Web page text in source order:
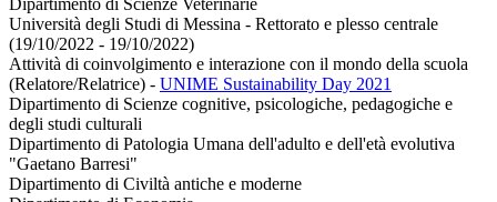
Dipartimento di Scienze Veterinarie
Università degli Studi di Messina - Rettorato e plesso centrale
(19/10/2022 - 19/10/2022)
Attività di coinvolgimento e interazione con il mondo della scuola
(Relatore/Relatrice) - UNIME Sustainability Day 2021
Dipartimento di Scienze cognitive, psicologiche, pedagogiche e
degli studi culturali
Dipartimento di Patologia Umana dell'adulto e dell'età evolutiva
"Gaetano Barresi"
Dipartimento di Civiltà antiche e moderne